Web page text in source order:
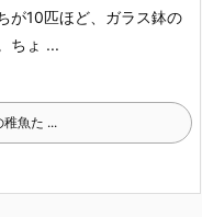
が10匹ほど、ガラス鉢の
ちょ ...
稚魚た ...